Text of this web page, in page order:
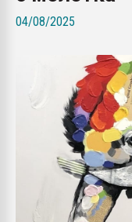
04/08/2025